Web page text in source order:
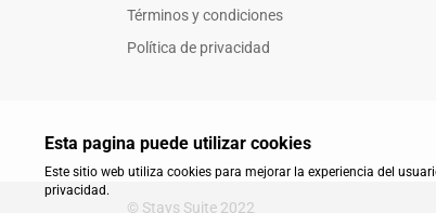
Términos y condiciones
Política de privacidad
© Stays Suite 2022
Esta pagina puede utilizar cookies
Este sitio web utiliza cookies para mejorar la experiencia del
privacidad.